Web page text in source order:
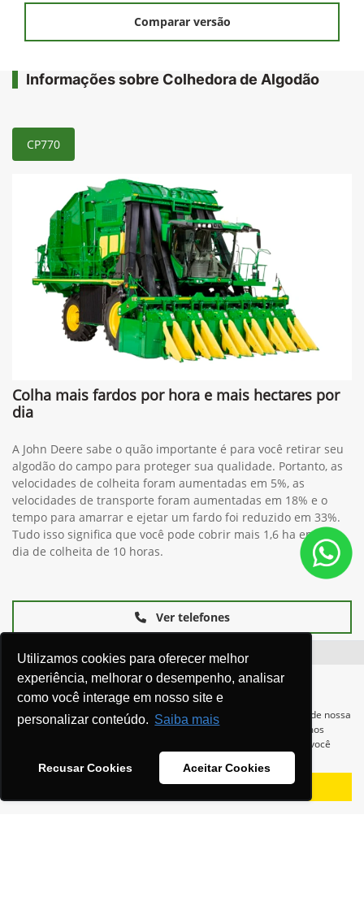
Utilizamos cookies para oferecer melhor
experiência, melhorar o desempenho, analisar
como você interage em nosso site e
personalizar conteúdo. Saiba mais
Recusar Cookies Aceitar Cookies
Comparar versão
Informações sobre Colhedora de Algodão
CP770
Colha mais fardos por hora e mais hectares por
dia
A John Deere sabe o quão importante é para você retirar seu
algodão do campo para proteger sua qualidade. Portanto, as
velocidades de colheita foram aumentadas em 5%, as
velocidades de transporte foram aumentadas em 18% e o
tempo para amarrar e ejetar um fardo foi reduzido em 33%.
Tudo isso significa que você pode cobrir mais 1,6 ha em um
dia de colheita de 10 horas.
Ver telefones
Mapa do site
Para otimizar sua experiência durante a navegação, fazemos uso de nossa
política de cookies e para proteger seus dados pessoais respeitamos
. Ao seguir com a navegação e visita você
Recusar